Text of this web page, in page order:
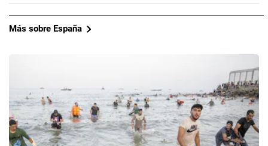
Más sobre España